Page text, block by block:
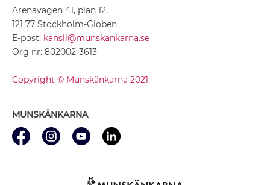
Arenavägen 41, plan 12,
121 77 Stockholm-Globen
E-post: kansli@munskankarna.se
Org nr: 802002-3613
Copyright © Munskänkarna 2021
MUNSKÄNKARNA